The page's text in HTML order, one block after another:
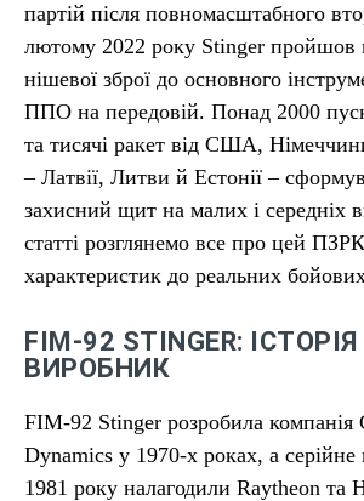
партій після повномасштабного
лютому 2022 року Stinger пройшов
нішевої зброї до основного
ППО на передовій. Понад 2000
та тисячі ракет від США,
– Латвії, Литви й Естонії –
захисний щит на малих і середніх
статті розглянемо все про цей
характеристик до реальних
FIM-92 STINGER:
ВИРОБНИК
FIM-92 Stinger розробила компанія
Dynamics у 1970-х роках, а
1981 року налагодили Raytheon та